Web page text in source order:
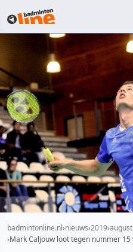
badmintonline.nl nieuws 2019
Mark Caljouw loot tegen nummer